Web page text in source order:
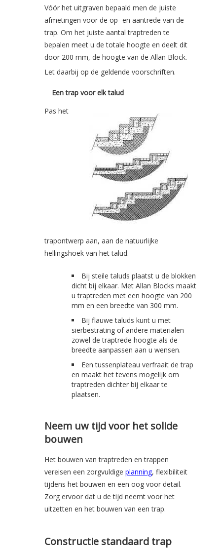
Vóór het uitgraven bepaald men de juiste
afmetingen voor de op- en aantrede van de
trap. Om het juiste aantal traptreden te
bepalen meet u de totale hoogte en deelt dit
door 200 mm, de hoogte van de Allan Block.
Let daarbij op de geldende voorschriften.
Een trap voor elk talud
Pas het
trapontwerp aan, aan de natuurlijke
hellingshoek van het talud.
Bij steile taluds plaatst u de blokken
dicht bij elkaar. Met Allan Blocks maakt
u traptreden met een hoogte van 200
mm en een breedte van 300 mm.
Bij flauwe taluds kunt u met
sierbestrating of andere materialen
zowel de traptrede hoogte als de
breedte aanpassen aan u wensen.
Een tussenplateau verfraait de trap
en maakt het tevens mogelijk om
traptreden dichter bij elkaar te
plaatsen.
Neem uw tijd voor het solide
bouwen
Het bouwen van traptreden en trappen
vereisen een zorgvuldige planning, flexibiliteit
tijdens het bouwen en een oog voor detail.
Zorg ervoor dat u de tijd neemt voor het
uitzetten en het bouwen van een trap.
Constructie standaard trap